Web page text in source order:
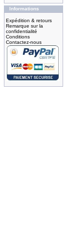
Informations
Expédition & retours
Remarque sur la
confidentialité
Conditions
Contactez-nous